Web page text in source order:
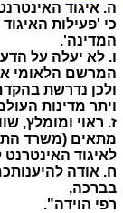
כי 'פעילות
המדינה'.
ו. לא יעלה על
המרשם הלאומי
ולכן נדרשת
ויתר מדינות
ז. ראוי ומומלץ,
מתאים (משרד
לאיגוד
ח. אודה
בברכה,
רפי הוידה".